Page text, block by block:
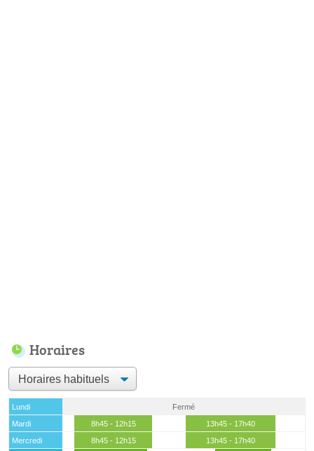
Horaires
Lundi
Fermé
Mardi
8h45 - 12h15
13h45 - 17h40
Mercredi
8h45 - 12h15
13h45 - 17h40